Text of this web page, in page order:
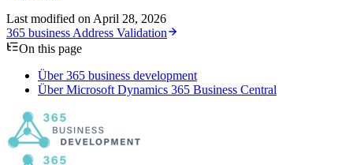
Last modified on April 28, 2026
365 business Address Validation
On this page
Über 365 business development
Über Microsoft Dynamics 365 Business Central